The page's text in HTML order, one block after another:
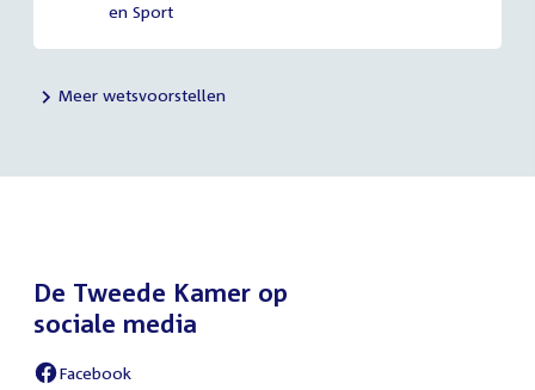
en Sport
Meer wetsvoorstellen
De Tweede Kamer op
sociale media
Facebook